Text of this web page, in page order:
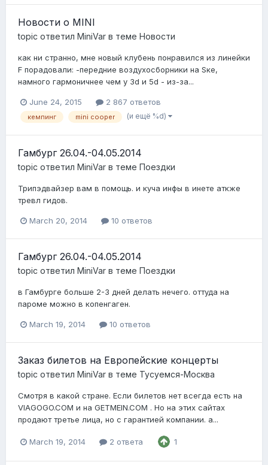
Новости о MINI
topic ответил MiniVar в теме Новости
как ни странно, мне новый клубень понравился из линейки
F порадовали: -передние воздухосборники на Sке,
намного гармоничнее чем у 3d и 5d - из-за...
June 24, 2015 2 867 ответов
кемпинг mini cooper (и ещё %d)
Гамбург 26.04.-04.05.2014
topic ответил MiniVar в теме Поездки
Трипэдвайзер вам в помощь. и куча инфы в инете аткже
тревл гидов.
March 20, 2014 10 ответов
Гамбург 26.04.-04.05.2014
topic ответил MiniVar в теме Поездки
в Гамбурге больше 2-3 дней делать нечего. оттуда на
пароме можно в копенгаген.
March 19, 2014 10 ответов
Заказ билетов на Европейские концерты
topic ответил MiniVar в теме Тусуемся-Москва
Смотря в какой стране. Если билетов нет всегда есть на
VIAGOGO.COM и на GETMEIN.COM . Но на этих сайтах
продают третье лица, но с гарантией компании. а...
March 19, 2014 2 ответа 1